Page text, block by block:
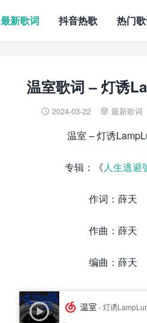
最新歌词 抖音热歌 热门
温室歌词 – 灯诱
 2024-03-22  最新歌词
温室 – 灯诱
专辑：《人生逃避
作词：薛天
作曲：薛天
编曲：薛天